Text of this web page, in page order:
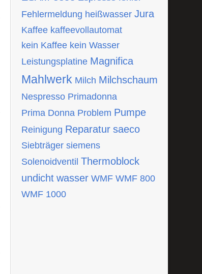
Fehlermeldung heißwasser Jura
Kaffee kaffeevollautomat
kein Kaffee kein Wasser
Leistungsplatine Magnifica
Mahlwerk Milch Milchschaum
Nespresso Primadonna
Prima Donna Problem Pumpe
Reinigung Reparatur saeco
Siebträger siemens
Solenoidventil Thermoblock
undicht wasser WMF WMF 800
WMF 1000